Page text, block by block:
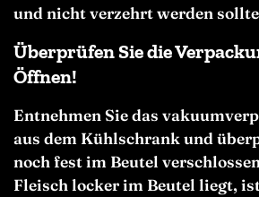
und nicht verzehrt werden
Überprüfen Sie die
Öffnen!
Entnehmen Sie das
aus dem Kühlschrank und
noch fest im Beutel
Fleisch locker im Beutel liegt,